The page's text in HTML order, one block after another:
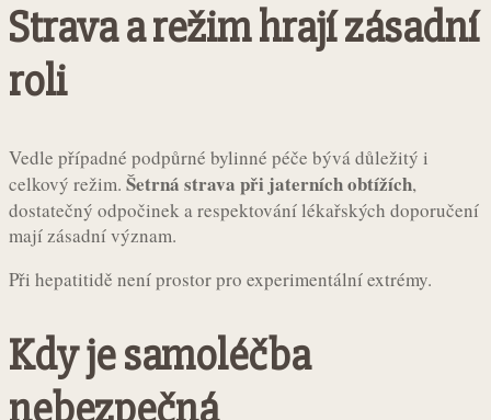
Strava a režim hrají zásadní
roli
Vedle případné podpůrné bylinné péče bývá důležitý i
celkový režim. Šetrná strava při jaterních obtížích,
dostatečný odpočinek a respektování lékařských doporučení
mají zásadní význam.
Při hepatitidě není prostor pro experimentální extrémy.
Kdy je samoléčba
nebezpečná